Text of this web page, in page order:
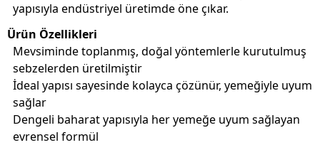
yapısıyla endüstriyel üretimde öne çıkar.
Ürün Özellikleri
Mevsiminde toplanmış, doğal yöntemlerle kurutulmuş
sebzelerden üretilmiştir
İdeal yapısı sayesinde kolayca çözünür, yemeğiyle uyum
sağlar
Dengeli baharat yapısıyla her yemeğe uyum sağlayan
evrensel formül